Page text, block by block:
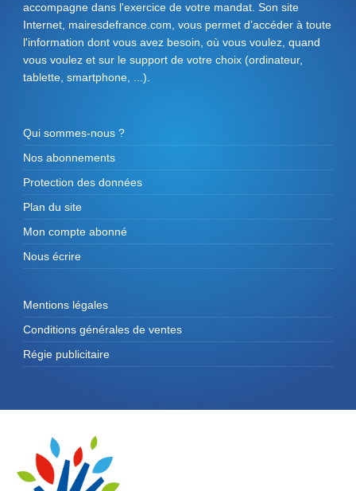
accompagne dans l'exercice de votre mandat. Son site
Internet, mairesdefrance.com, vous permet d’accéder à toute
l'information dont vous avez besoin, où vous voulez, quand
vous voulez et sur le support de votre choix (ordinateur,
tablette, smartphone, ...).
Qui sommes-nous ?
Nos abonnements
Protection des données
Plan du site
Mon compte abonné
Nous écrire
Mentions légales
Conditions générales de ventes
Régie publicitaire